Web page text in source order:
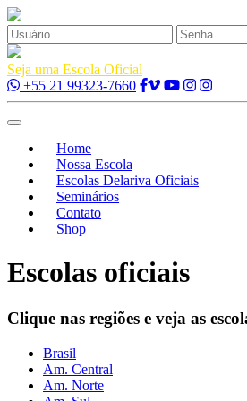
Seja uma Escola Oficial
+55 21 99323-7660
Toggle
navigationHome
Nossa Escola
Escolas Delariva Oficiais
Seminários
Contato
Shop
Escolas oficiais
Clique nas regiões e veja as
Brasil
Am. Central
Am. Norte